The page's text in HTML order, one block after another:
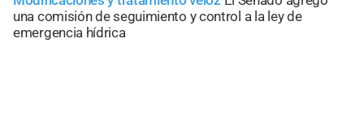
una comisión de seguimiento y control a la ley de
emergencia hídrica